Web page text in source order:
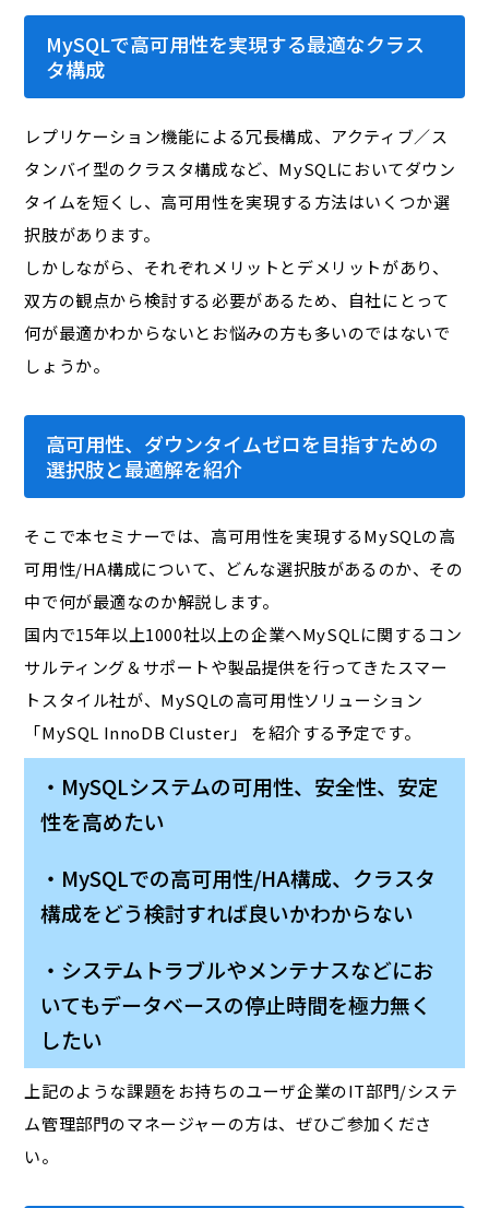
MySQLで高可用性を実現する最適なクラス
タ構成
レプリケーション機能による冗長構成、アクティブ／ス
タンバイ型のクラスタ構成など、MySQLにおいてダウン
タイムを短くし、高可用性を実現する方法はいくつか選
択肢があります。
しかしながら、それぞれメリットとデメリットがあり、
双方の観点から検討する必要があるため、自社にとって
何が最適かわからないとお悩みの方も多いのではないで
しょうか。
高可用性、ダウンタイムゼロを目指すための
選択肢と最適解を紹介
そこで本セミナーでは、高可用性を実現するMySQLの高
可用性/HA構成について、どんな選択肢があるのか、その
中で何が最適なのか解説します。
国内で15年以上1000社以上の企業へMySQLに関するコン
サルティング＆サポートや製品提供を行ってきたスマー
トスタイル社が、MySQLの高可用性ソリューション
「MySQL InnoDB Cluster」 を紹介する予定です。
・MySQLシステムの可用性、安全性、安定
性を高めたい
・MySQLでの高可用性/HA構成、クラスタ
構成をどう検討すれば良いかわからない
・システムトラブルやメンテナスなどにお
いてもデータベースの停止時間を極力無く
したい
上記のような課題をお持ちのユーザ企業のIT部門/システ
ム管理部門のマネージャーの方は、ぜひご参加くださ
い。